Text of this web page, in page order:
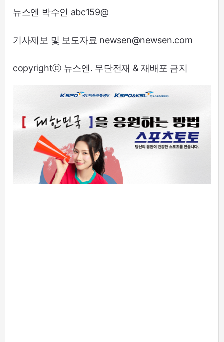
뉴스엔 박수인 abc159@
기사제보 및 보도자료 newsen@newsen.com
copyrightⓒ 뉴스엔. 무단전재 & 재배포 금지